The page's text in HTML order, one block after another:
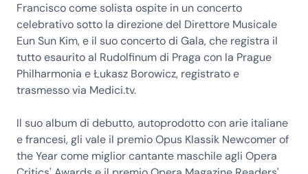
Francisco come solista ospite in un concerto
celebrativo sotto la direzione del Direttore Musicale
Eun Sun Kim, e il suo concerto di Gala, che registra il
tutto esaurito al Rudolfinum di Praga con la Prague
Philharmonia e Łukasz Borowicz, registrato e
trasmesso via Medici.tv.
Il suo album di debutto, autoprodotto con arie italiane
e francesi, gli vale il premio Opus Klassik Newcomer of
the Year come miglior cantante maschile agli Opera